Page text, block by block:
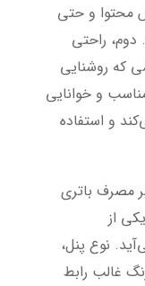
محتوا و حتی
دوم، راحتی
که روشنایی
و خوانایی
و استفاده
مصرف باتری
از
نوع پنل،
غالب رابط